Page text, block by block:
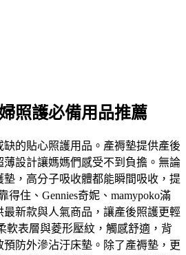
照護必備用品推薦
的貼心照護用品。產褥墊提供產後
設計讓媽媽們感受不到負擔。無論
，高分子吸收體都能瞬間吸收，提
得住、Gennies奇妮、mamypoko滿
新款與人氣商品，讓產後照護更輕
軟表層與菱形壓紋，觸感舒適，背
防外滲沾汙床墊。除了產褥墊，更